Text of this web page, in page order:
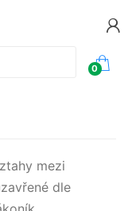
0
mezi
dle